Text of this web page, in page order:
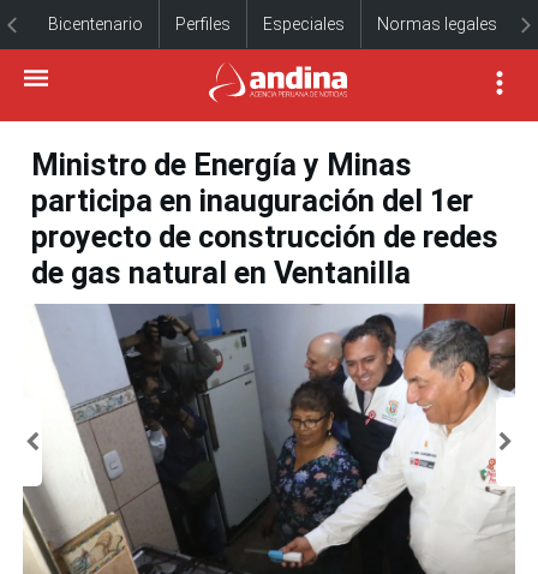
Bicentenario Perfiles Especiales Normas legales
Ministro de Energía y Minas
participa en inauguración del 1er
proyecto de construcción de redes
de gas natural en Ventanilla